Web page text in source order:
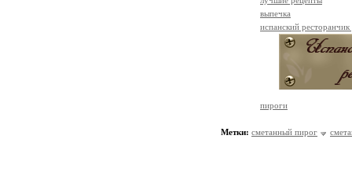
выпечка
испанский
пироги
Метки: сметанный пирог